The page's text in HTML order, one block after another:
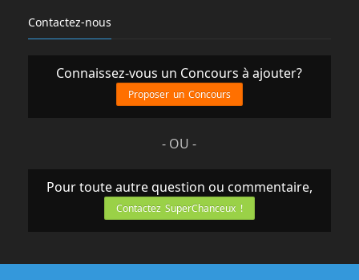
Contactez-nous
Connaissez-vous un Concours à ajouter?
Proposer un Concours
- OU -
Pour toute autre question ou commentaire,
Contactez SuperChanceux !